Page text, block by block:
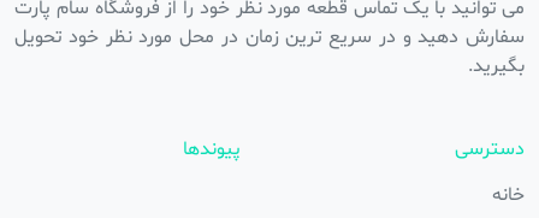
می توانید با یک تماس قطعه مورد نظر خود را از فروشگاه سام پارت
سفارش دهید و در سریع ترین زمان در محل مورد نظر خود تحویل
بگیرید.
دسترسی
خانه
پیوندها